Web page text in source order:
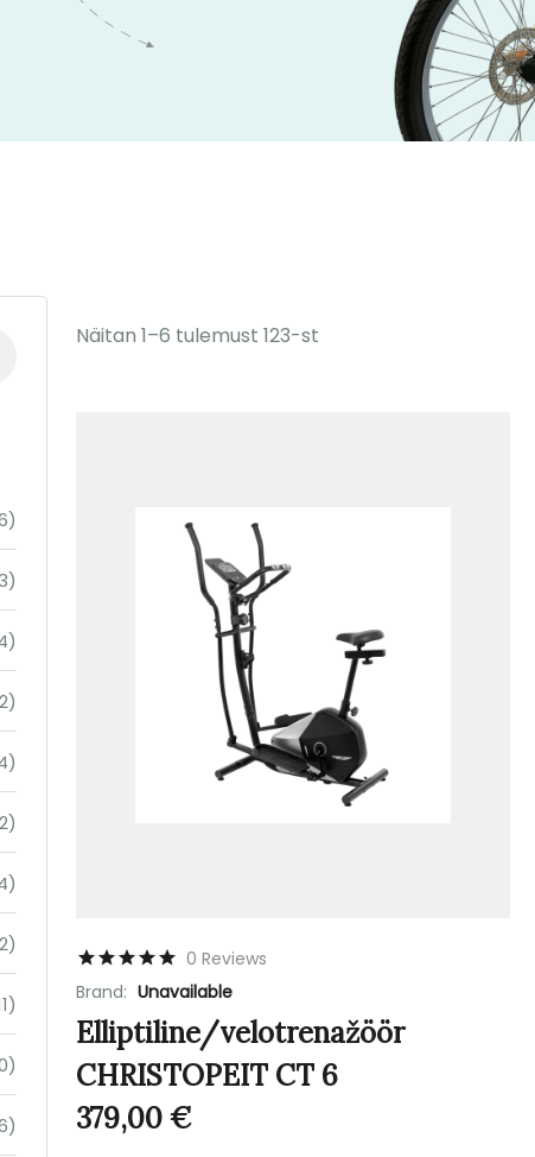
Näitan 1–6 tulemust 123-st
0 Reviews
Brand: Unavailable
Elliptiline/velotrenažöör
CHRISTOPEIT CT 6
379,00€